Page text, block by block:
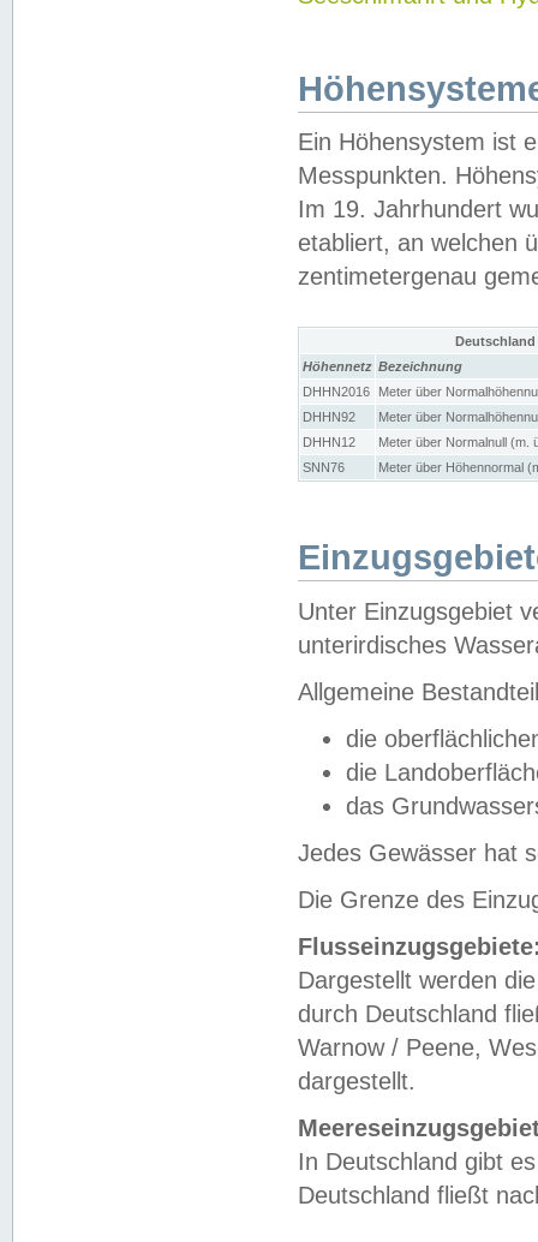
Ein Höhensystem ist
Messpunkten.
Im 19. Jahrhundert
etabliert, an welchen
zentimetergenau
Höhennetz Bezeichnung
DHHN2016
Meter über
DHHN92
Meter über
DHHN12
Meter über Normalnull (m.
SNN76
Meter über Höhennormal
Unter Einzugsgebiet
unterirdisches
Allgemeine
die
die
das
Jedes Gewässer hat
Die Grenze des
Dargestellt werden
durch Deutschland
Warnow / Peene,
dargestellt.
In Deutschland gibt
Deutschland fließt